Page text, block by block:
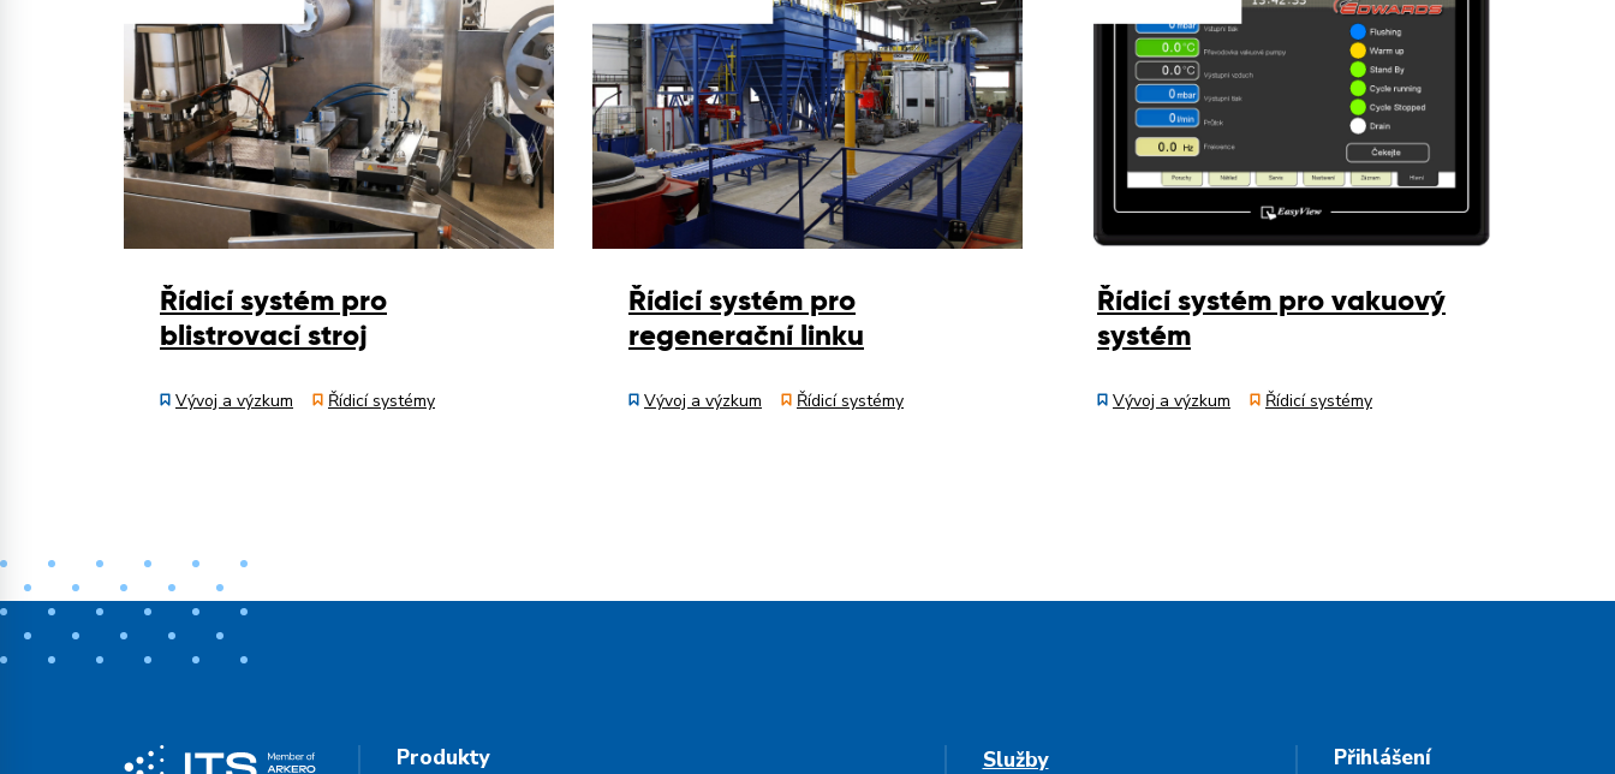
Řídicí systém pro
blistrovací stroj
Vývoj a výzkum Řídicí systémy
Řídicí systém pro
regenerační linku
Vývoj a výzkum Řídicí systémy
Řídicí systém pro vakuový
systém
Vývoj a výzkum Řídicí systémy
Produkty Služby Přihlášení